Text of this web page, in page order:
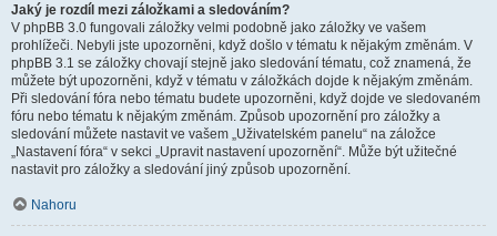
Jaký je rozdíl mezi záložkami a sledováním?
V phpBB 3.0 fungovali záložky velmi podobně jako záložky ve vašem
prohlížeči. Nebyli jste upozorněni, když došlo v tématu k nějakým změnám. V
phpBB 3.1 se záložky chovají stejně jako sledování tématu, což znamená, že
můžete být upozorněni, když v tématu v záložkách dojde k nějakým změnám.
Při sledování fóra nebo tématu budete upozorněni, když dojde ve sledovaném
fóru nebo tématu k nějakým změnám. Způsob upozornění pro záložky a
sledování můžete nastavit ve vašem „Uživatelském panelu“ na záložce
„Nastavení fóra“ v sekci „Upravit nastavení upozornění“. Může být užitečné
nastavit pro záložky a sledování jiný způsob upozornění.
Nahoru